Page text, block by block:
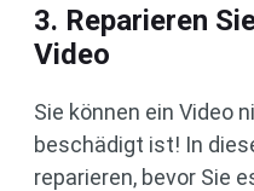
3. Reparieren
Video
Sie können ein Video
beschädigt ist! In
reparieren, bevor Sie